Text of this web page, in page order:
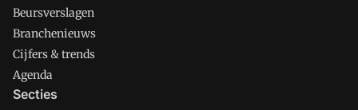
Beursverslagen
Branchenieuws
Cijfers & trends
Agenda
Secties